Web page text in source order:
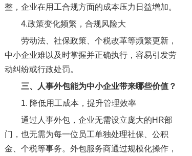
整，企业在用工合规方面的成本压力日益增加。
4.政策变化频繁，合规风险大
劳动法、社保政策、个税改革等频繁更新，
中小企业难以及时掌握并正确执行，容易引发劳
动纠纷或行政处罚。
三、人事外包能为中小企业带来哪些价值？
1. 降低用工成本，提升管理效率
通过人事外包，企业无需设立庞大的HR部
门，也无需为每一位员工单独处理社保、公积
金、个税等事务。外包服务商通过规模化操作，